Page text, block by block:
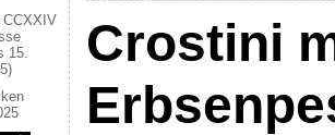
Crostini